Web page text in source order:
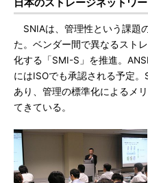
SNIAは、管理性という課題
た。ベンダー間で異なるスト
化する「SMI-S」を推進。
にはISOでも承認される予定
あり、管理の標準化によるメ
てきている。